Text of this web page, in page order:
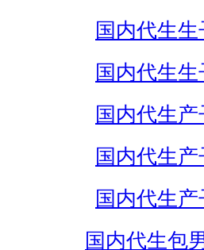
国内代生生
国内代生生
国内代生
国内代生产
国内代生产
国内代生包